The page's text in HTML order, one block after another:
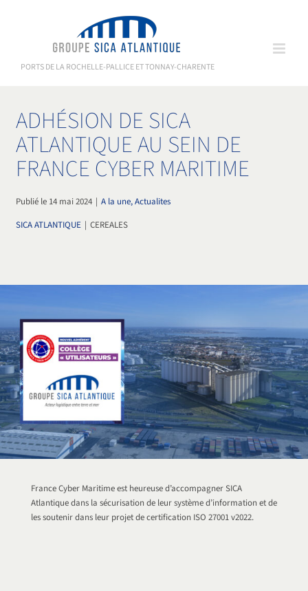
PORTS DE LA ROCHELLE-PALLICE ET TONNAY-CHARENTE
ADHÉSION DE SICA
ATLANTIQUE AU SEIN DE
FRANCE CYBER MARITIME
Publié le 14 mai 2024 | A la une, Actualites
SICA ATLANTIQUE | CEREALES
France Cyber Maritime est heureuse d’accompagner SICA
Atlantique dans la sécurisation de leur système d’information et de
les soutenir dans leur projet de certification ISO 27001 v2022.